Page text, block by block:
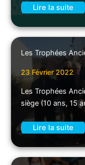
Lire la suite
Les Trophées
23 Février 2022
Les Trophées
siège (10 ans, 15
Lire la suite